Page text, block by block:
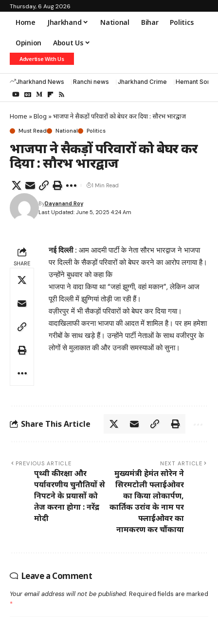
Thursday, 6 Aug 2026
Home Jharkhand National Bihar Politics
Opinion About Us
Advertise With Us
Jharkhand News Ranchi news Jharkhand Crime Hemant Soren
Home »Blog »भाजपा ने सैकड़ों परिवारों को बेघर कर दिया : सौरभ भारद्वाज
Must Read National Politics
भाजपा ने सैकड़ों परिवारों को बेघर कर
दिया : सौरभ भारद्वाज
Last Updated: June 5, 2025 4:24 Am
ByDayanand Roy
1 Min Read
SHARE
नई दिल्ली : आम आदमी पार्टी के नेता सौरभ भारद्वाज ने भाजपा
पर दिल्ली के सैकड़ों परिवारों को बेघर करने का आरोप लगाया है।
उन्होंने बुधवार को कहा कि
भाजपा ने वादा किया था “जहां झुग्गी, वहां मकान”, लेकिन आज
पूरी दिल्ली में झुग्गियां तोड़ी जा रही हैं।
वज़ीरपुर में भी सैकड़ों परिवारों को बेघर कर दिया गया।
वादाखिलाफी करना भाजपा की आदत में शामिल है। पर हम हमेशा
गरीबों के साथ खड़े हैं। उन्होंने पार्टी नेताओं के साथ वजीरपुर के
लोगों से मुलाकात की और उनकी समस्याओं को सुना।
Share This Article
PREVIOUS ARTICLE
पृथ्वी की रक्षा और
पर्यावरणीय चुनौतियों से
निपटने के प्रयासों को
तेज करना होगा : नरेंद्र
मोदी
NEXT ARTICLE
मुख्यमंत्री हेमंत सोरेन ने
सिरमटोली फ्लाईओवर
का किया लोकार्पण,
कार्तिक उरांव के नाम पर
फ्लाईओवर का
नामकरण कर चौंकाया
Leave a Comment
Your email address will not be published. Required fields are marked
*